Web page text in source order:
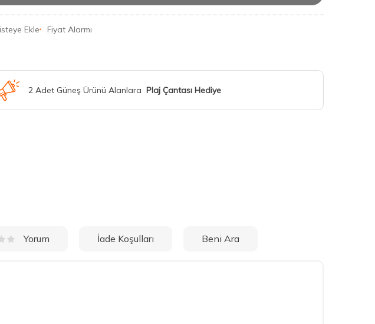
Ekle Fiyat Alarmı
2 Adet Güneş Ürünü Alanlara Plaj Çantası Hediye
Yorum İade Koşulları Beni Ara